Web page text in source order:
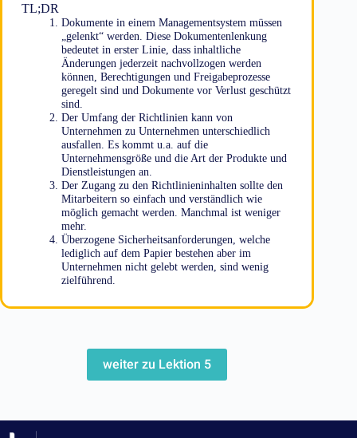
TL;DR
Dokumente in einem Managementsystem müssen
„gelenkt“ werden. Diese Dokumentenlenkung
bedeutet in erster Linie, dass inhaltliche
Änderungen jederzeit nachvollzogen werden
können, Berechtigungen und Freigabeprozesse
geregelt sind und Dokumente vor Verlust geschützt
sind.
Der Umfang der Richtlinien kann von
Unternehmen zu Unternehmen unterschiedlich
ausfallen. Es kommt u.a. auf die
Unternehmensgröße und die Art der Produkte und
Dienstleistungen an.
Der Zugang zu den Richtlinieninhalten sollte den
Mitarbeitern so einfach und verständlich wie
möglich gemacht werden. Manchmal ist weniger
mehr.
Überzogene Sicherheitsanforderungen, welche
lediglich auf dem Papier bestehen aber im
Unternehmen nicht gelebt werden, sind wenig
zielführend.
weiter zu Lektion 5